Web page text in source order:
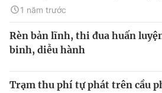
1 năm trước
Rèn bản lĩnh, thi đua huấn
binh, diễu hành
Trạm thu phí tự phát trên cầu